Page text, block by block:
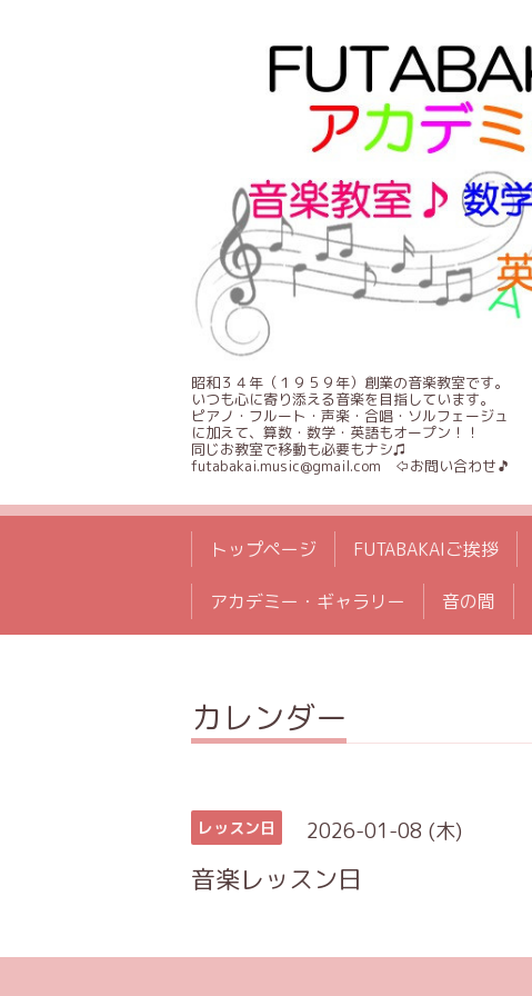
昭和３４年（１９５９年）創業の音楽教室です。
いつも心に寄り添える音楽を目指しています。
ピアノ・フルート・声楽・合唱・ソルフェージュ
に加えて、算数・数学・英語もオープン！！
同じお教室で移動も必要もナシ♫
futabakai.music@gmail.com ⇦お問い合わせ🎵
トップページ FUTABAKAIご挨拶
アカデミー・ギャラリー 音の間
カレンダー
レッスン日 2026-01-08 (木)
音楽レッスン日